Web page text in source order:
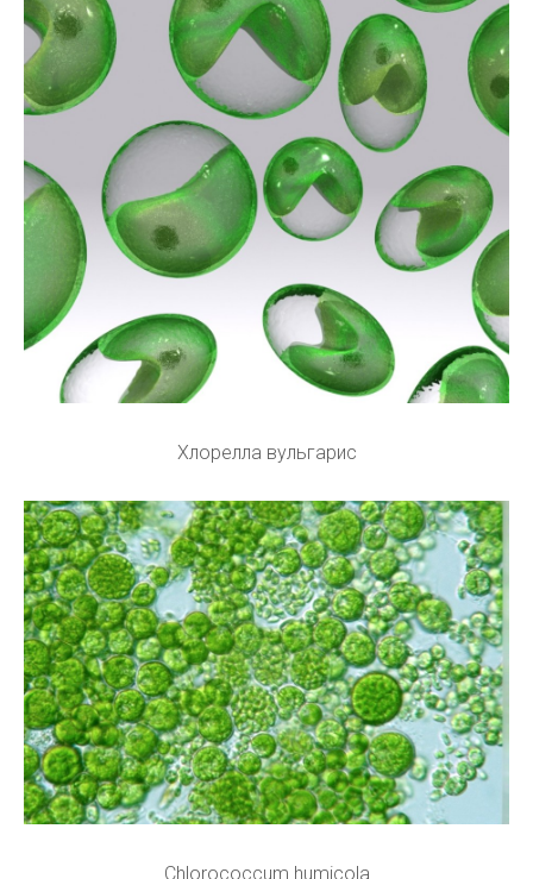
Хлорелла вульгарис
Chlorococcum humicola